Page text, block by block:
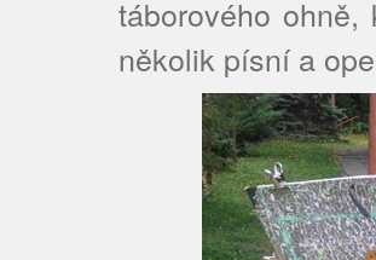
táborového
několik písní a